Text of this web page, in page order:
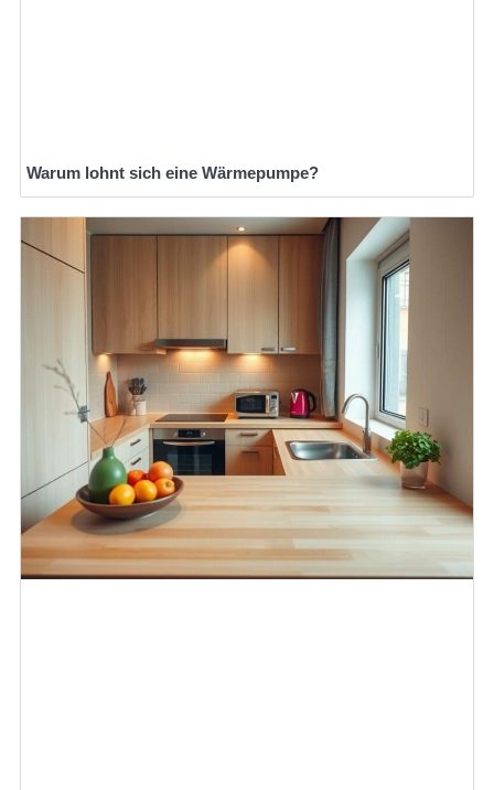
Warum lohnt sich eine Wärmepumpe?